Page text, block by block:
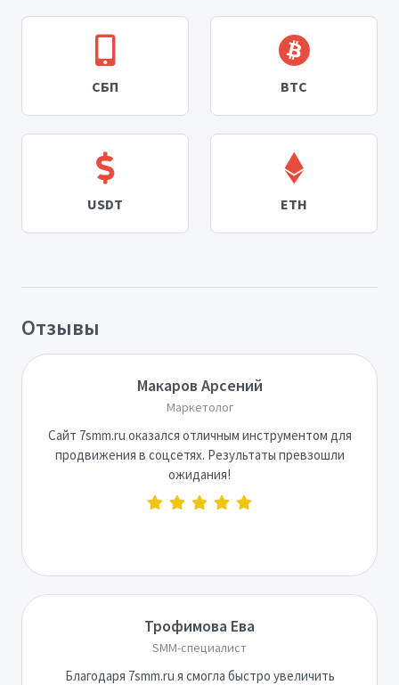
СБП BTC
USDT ETH
Отзывы
Макаров Арсений
Маркетолог
Сайт 7smm.ru оказался отличным инструментом для
продвижения в соцсетях. Результаты превзошли
ожидания!
Трофимова Ева
SMM-специалист
Благодаря 7smm.ru я смогла быстро увеличить